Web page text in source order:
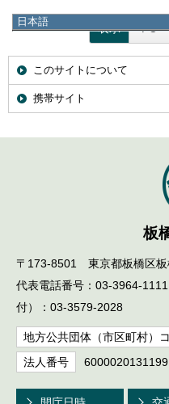
日本語
English
한국어
简体中文
繁體中文
表示 PC
このサイトについて
携帯サイト
板
〒173-8501 東京都板橋区板
代表電話番号：03-3964-
付）：03-3579-2028
地方公共団体（市区町村）
法人番号 6000020131199